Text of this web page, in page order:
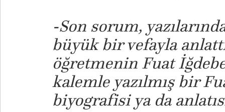
-Son sorum,
büyük bir vefayla
öğretmenin Fuat
kalemle yazılmış bir
biyografisi ya da